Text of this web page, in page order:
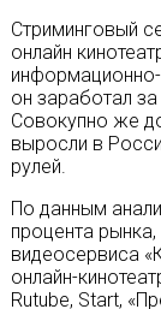
Стриминговый
онлайн
информационно-
он заработал
Совокупно же
выросли в
рулей.
По данным
процента
видеосервиса
онлайн-
Rutube, Start,